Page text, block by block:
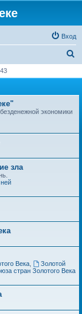
Вход
с
экономики
зла
Века,
Золотой
стран Золотого Века